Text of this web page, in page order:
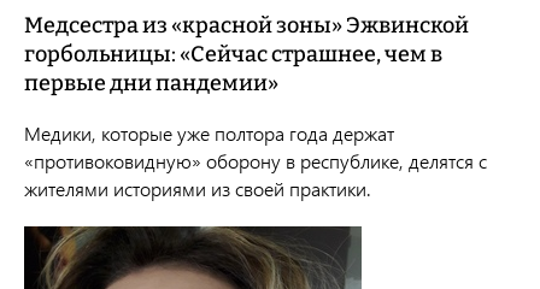
Медсестра из «красной зоны» Эжвинской
горбольницы: «Сейчас страшнее, чем в
первые дни пандемии»
Медики, которые уже полтора года держат
«противоковидную» оборону в республике, делятся с
жителями историями из своей практики.